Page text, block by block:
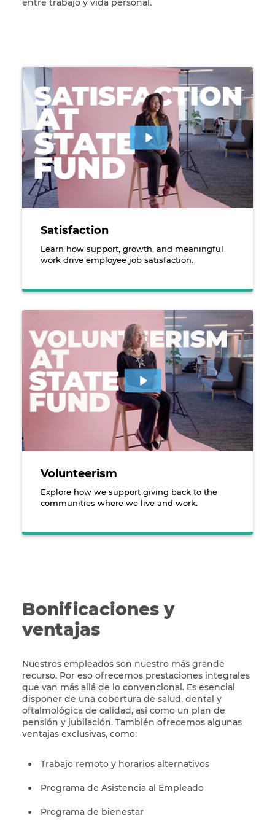
entre trabajo y vida personal.
An employee sitting in front of a video interview
Satisfaction
Learn how support, growth, and meaningful
work drive employee job satisfaction.
An employee sitting in front of a video interview
Volunteerism
Explore how we support giving back to the
communities where we live and work.
Bonificaciones y
ventajas
Nuestros empleados son nuestro más grande
recurso. Por eso ofrecemos prestaciones integrales
que van más allá de lo convencional. Es esencial
disponer de una cobertura de salud, dental y
oftalmológica de calidad, así como un plan de
pensión y jubilación. También ofrecemos algunas
ventajas exclusivas, como:
Trabajo remoto y horarios alternativos
Programa de Asistencia al Empleado
Programa de bienestar